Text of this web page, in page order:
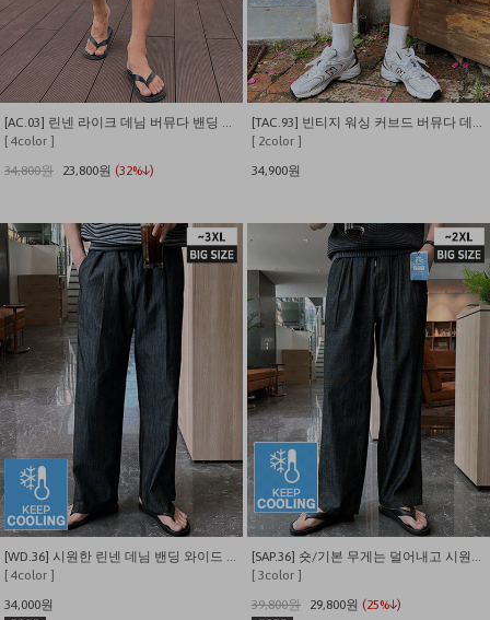
[AC.03] 린넨 라이크 데님 버뮤다 밴딩 팬츠
[ 4color ]
34,800원
23,800원 (32%↓)
[TAC.93] 빈티지 워싱 커브드 버뮤다 데님 팬츠
[ 2color ]
34,900원
[ 4color ]
34,000원
[ 3color ]
39,800원
29,800원 (25%↓)